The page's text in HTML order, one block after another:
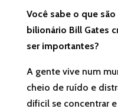
Você sabe o que são
bilionário Bill Gates
ser importantes?
A gente vive num
cheio de ruído e
dificil se concentrar